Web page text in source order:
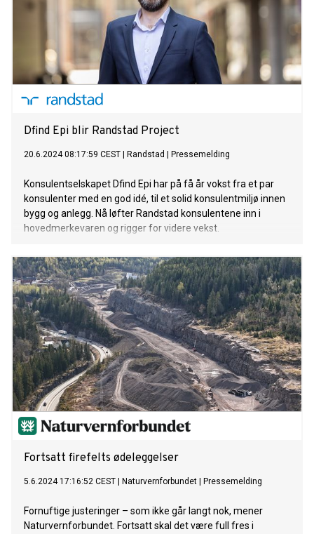
Dfind Epi blir Randstad Project
20.6.2024 08:17:59 CEST Randstad Pressemelding
Konsulentselskapet Dfind Epi har på få år vokst fra et par
konsulenter med en god idé, til et solid konsulentmiljø innen
bygg og anlegg. Nå løfter Randstad konsulentene inn i
hovedmerkevaren og rigger for videre vekst.
Fortsatt firefelts ødeleggelser
5.6.2024 17:16:52 CEST Naturvernforbundet Pressemelding
Fornuftige justeringer – som ikke går langt nok, mener
Naturvernforbundet. Fortsatt skal det være full fres i